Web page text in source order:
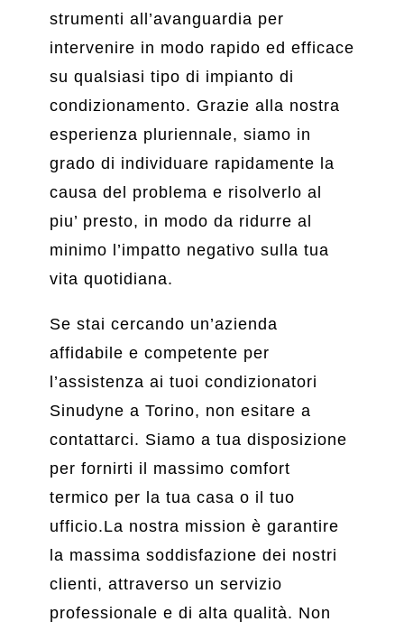
strumenti all’avanguardia per
intervenire in modo rapido ed efficace
su qualsiasi tipo di impianto di
condizionamento. Grazie alla nostra
esperienza pluriennale, siamo in
grado di individuare rapidamente la
causa del problema e risolverlo al
piu’ presto, in modo da ridurre al
minimo l’impatto negativo sulla tua
vita quotidiana.
Se stai cercando un’azienda
affidabile e competente per
l’assistenza ai tuoi condizionatori
Sinudyne a Torino, non esitare a
contattarci. Siamo a tua disposizione
per fornirti il massimo comfort
termico per la tua casa o il tuo
ufficio.La nostra mission è garantire
la massima soddisfazione dei nostri
clienti, attraverso un servizio
professionale e di alta qualità. Non